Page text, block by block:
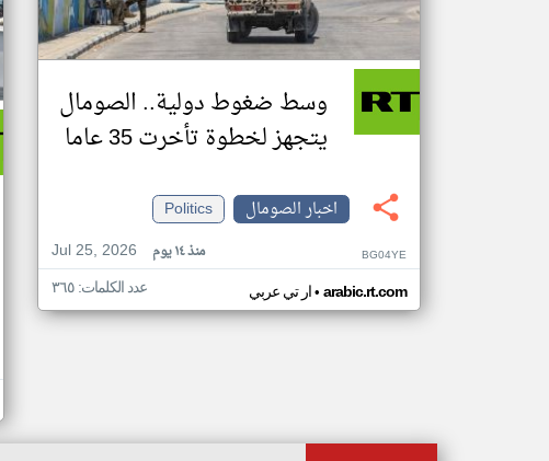
وسط ضغوط دولية.. الصومال
يتجهز لخطوة تأخرت 35 عاما
اخبار الصومال
Politics
Jul 25, 2026
منذ ١٤ يوم BG04YE
ار تي عربي• arabic.rt.com عدد الكلمات: ٣٦٥